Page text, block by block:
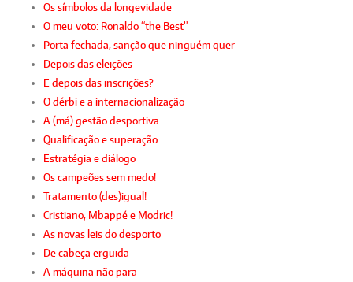
Os símbolos da longevidade
O meu voto: Ronaldo “the Best”
Porta fechada, sanção que ninguém quer
Depois das eleições
E depois das inscrições?
O dérbi e a internacionalização
A (má) gestão desportiva
Qualificação e superação
Estratégia e diálogo
Os campeões sem medo!
Tratamento (des)igual!
Cristiano, Mbappé e Modric!
As novas leis do desporto
De cabeça erguida
A máquina não para